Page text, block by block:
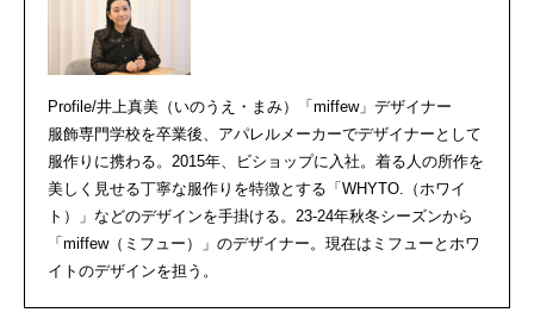
Profile/井上真美（いのうえ・まみ）「miffew」デザイナー
服飾専門学校を卒業後、アパレルメーカーでデザイナーとして
服作りに携わる。2015年、ビショップに入社。着る人の所作を
美しく見せる丁寧な服作りを特徴とする「WHYTO.（ホワイ
ト）」などのデザインを手掛ける。23-24年秋冬シーズンから
「miffew（ミフュー）」のデザイナー。現在はミフューとホワ
イトのデザインを担う。